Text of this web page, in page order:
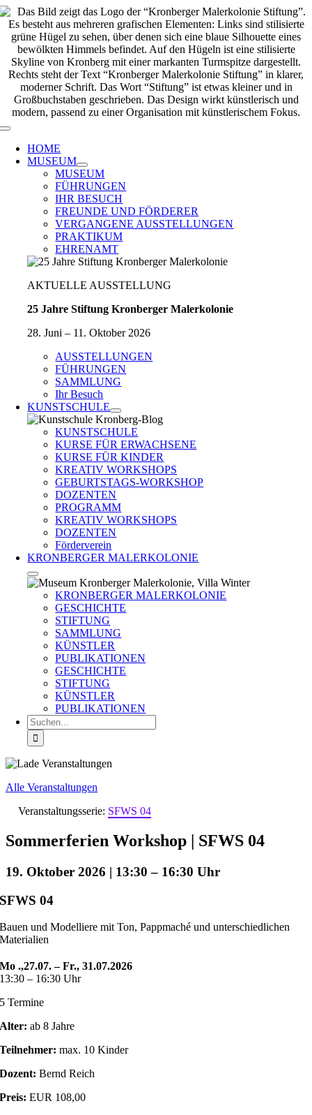
Zum
Inhalt
springen
Toggle
Navigation
HOME
MUSEUM
MUSEUM
FÜHRUNGEN
IHR BESUCH
FREUNDE UND FÖRDERER
VERGANGENE AUSSTELLUNGEN
PRAKTIKUM
EHRENAMT
AKTUELLE AUSSTELLUNG
25 Jahre Stiftung Kronberger Malerkolonie
28. Juni – 11. Oktober 2026
AUSSTELLUNGEN
FÜHRUNGEN
SAMMLUNG
Ihr Besuch
KUNSTSCHULE
KUNSTSCHULE
KURSE FÜR ERWACHSENE
KURSE FÜR KINDER
KREATIV WORKSHOPS
GEBURTSTAGS-WORKSHOP
DOZENTEN
PROGRAMM
KREATIV WORKSHOPS
DOZENTEN
Förderverein
KRONBERGER MALERKOLONIE
KRONBERGER MALERKOLONIE
GESCHICHTE
STIFTUNG
SAMMLUNG
KÜNSTLER
PUBLIKATIONEN
GESCHICHTE
STIFTUNG
KÜNSTLER
PUBLIKATIONEN
Suche
nach:
Alle Veranstaltungen
Veranstaltungsserie: SFWS 04
Sommerferien Workshop | SFWS 04
19. Oktober 2026 | 13:30 – 16:30
SFWS 04
Bauen und Modelliere mit Ton, Pappmaché und unterschiedlichen
Materialien
Mo .,27.07. – Fr., 31.07.2026
13:30 – 16:30 Uhr
5 Termine
Alter: ab 8 Jahre
Teilnehmer: max. 10 Kinder
Dozent: Bernd Reich
Preis: EUR 108,00